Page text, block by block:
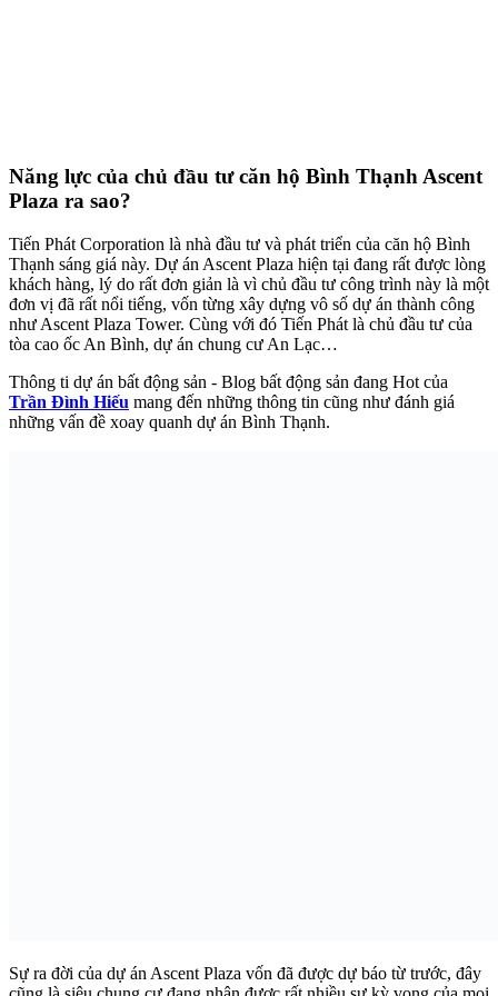
Năng lực của chủ đầu tư căn hộ Bình Thạnh Ascent
Plaza ra sao?
Tiến Phát Corporation là nhà đầu tư và phát triển của căn hộ Bình
Thạnh sáng giá này. Dự án Ascent Plaza hiện tại đang rất được lòng
khách hàng, lý do rất đơn giản là vì chủ đầu tư công trình này là một
đơn vị đã rất nổi tiếng, vốn từng xây dựng vô số dự án thành công
như Ascent Plaza Tower. Cùng với đó Tiến Phát là chủ đầu tư của
tòa cao ốc An Bình, dự án chung cư An Lạc…
Thông ti dự án bất động sản - Blog bất động sản đang Hot của
Trần Đình Hiếu mang đến những thông tin cũng như đánh giá
những vấn đề xoay quanh dự án Bình Thạnh.
Sự ra đời của dự án Ascent Plaza vốn đã được dự báo từ trước, đây